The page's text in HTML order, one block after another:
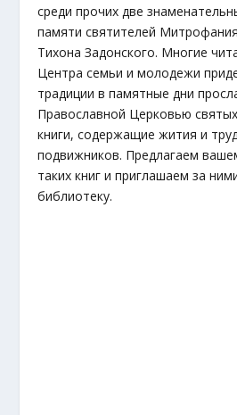
среди прочих две
памяти святителей
Тихона Задонского. Многие
Центра семьи и молодежи
традиции в памятные дни
Православной Церковью
книги, содержащие жития и
подвижников. Предлагаем
таких книг и приглашаем за
библиотеку.